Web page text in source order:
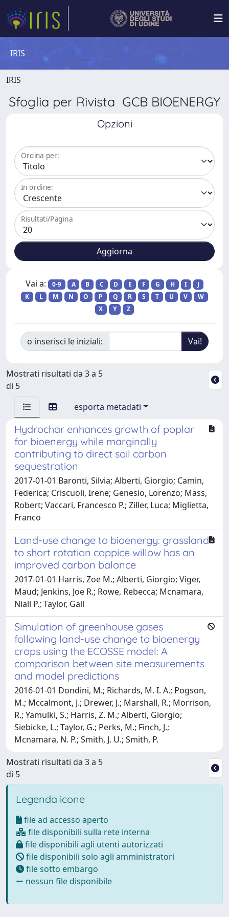
IRIS
IRIS
Sfoglia per Rivista GCB BIOENERGY
Opzioni
Ordina per:
In ordine:
Risultati/Pagina
Vai a: 0-9 A B C D E F G H I
J
K
L M N O P Q R S T U V
W
X
Y Z
o inserisci le iniziali:
Mostrati risultati da 3 a 5
di 5
esporta metadati
Hydrochar enhances growth of poplar
for bioenergy while marginally
contributing to direct soil carbon
sequestration
2017-01-01 Baronti, Silvia; Alberti, Giorgio; Camin,
Federica; Criscuoli, Irene; Genesio, Lorenzo; Mass,
Robert; Vaccari, Francesco P.; Ziller, Luca; Miglietta,
Franco
Land-use change to bioenergy: grassland
to short rotation coppice willow has an
improved carbon balance
2017-01-01 Harris, Zoe M.; Alberti, Giorgio; Viger,
Maud; Jenkins, Joe R.; Rowe, Rebecca; Mcnamara,
Niall P.; Taylor, Gail
Simulation of greenhouse gases
following land-use change to bioenergy
crops using the ECOSSE model: A
comparison between site measurements
and model predictions
2016-01-01 Dondini, M.; Richards, M. I. A.; Pogson,
M.; Mccalmont, J.; Drewer, J.; Marshall, R.; Morrison,
R.; Yamulki, S.; Harris, Z. M.; Alberti, Giorgio;
Siebicke, L.; Taylor, G.; Perks, M.; Finch, J.;
Mcnamara, N. P.; Smith, J. U.; Smith, P.
Mostrati risultati da 3 a 5
di 5
Legenda icone
file ad accesso aperto
file disponibili sulla rete interna
file disponibili agli utenti autorizzati
file disponibili solo agli amministratori
file sotto embargo
nessun file disponibile